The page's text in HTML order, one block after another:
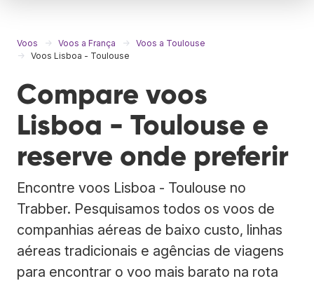
Voos Voos a França
Voos a Toulouse
Voos Lisboa - Toulouse
Compare voos
Lisboa - Toulouse e
reserve onde preferir
Encontre voos Lisboa - Toulouse no
Trabber. Pesquisamos todos os voos de
companhias aéreas de baixo custo, linhas
aéreas tradicionais e agências de viagens
para encontrar o voo mais barato na rota